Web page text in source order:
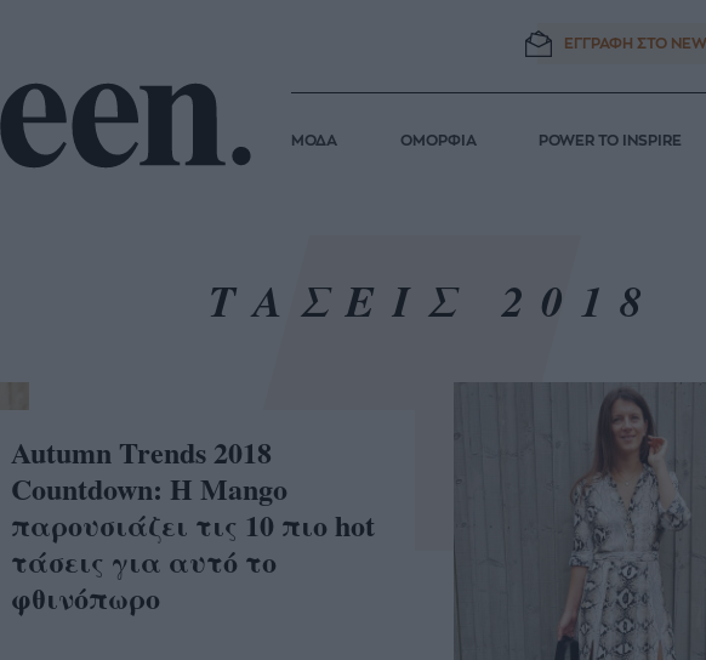
ΕΓΓΡΑΦΗ ΣΤΟ
ΜΟΔΑ ΟΜΟΡΦΙΑ POWER TO INSPIRE
ΤΑΣΕΙΣ 2018
Autumn Trends 2018
Countdown: Η Mango
παρουσιάζει τις 10 πιο hot
τάσεις για αυτό το
φθινόπωρο